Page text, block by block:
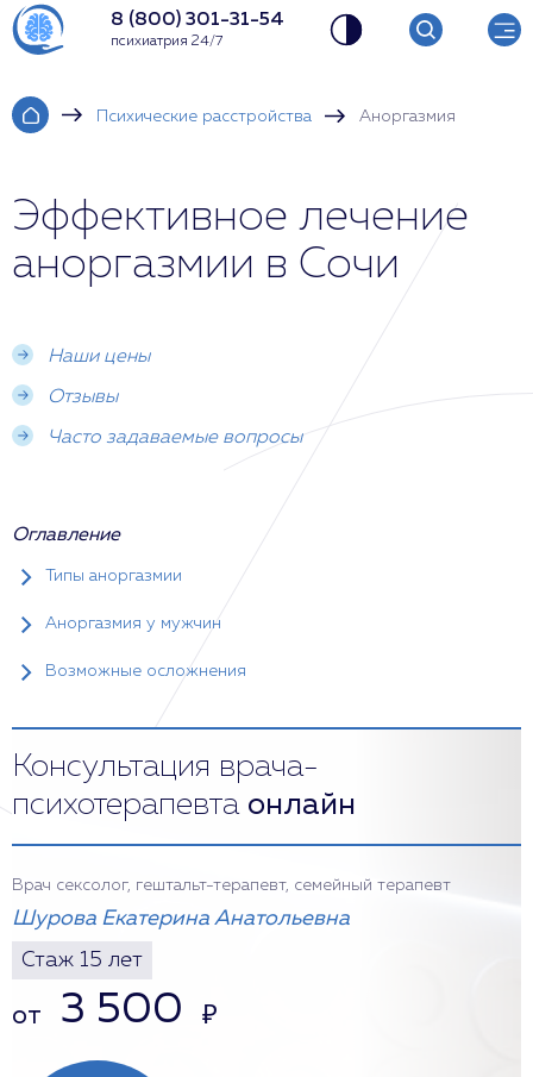
8 (800) 301-31-54
психиатрия 24/7
Психические расстройства Аноргазмия
Эффективное лечение
аноргазмии в Сочи
Наши цены
Отзывы
Часто задаваемые вопросы
Оглавление
Типы аноргазмии
Аноргазмия у мужчин
Возможные осложнения
Консультация врача-
психотерапевта онлайн
Врач сексолог, гештальт-терапевт, семейный терапевт
Шурова Екатерина Анатольевна
Стаж 15 лет
от 3 500 ₽